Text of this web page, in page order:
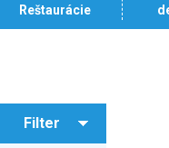
Reštaurácie
Filter